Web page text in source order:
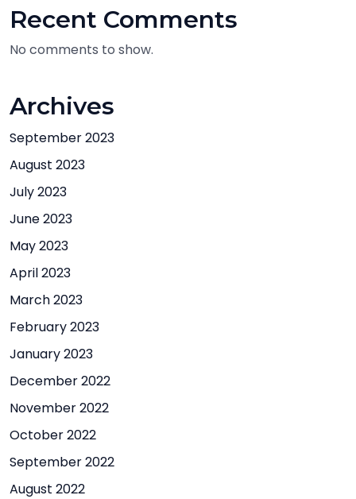
Recent Comments
No comments to show.
Archives
September 2023
August 2023
July 2023
June 2023
May 2023
April 2023
March 2023
February 2023
January 2023
December 2022
November 2022
October 2022
September 2022
August 2022